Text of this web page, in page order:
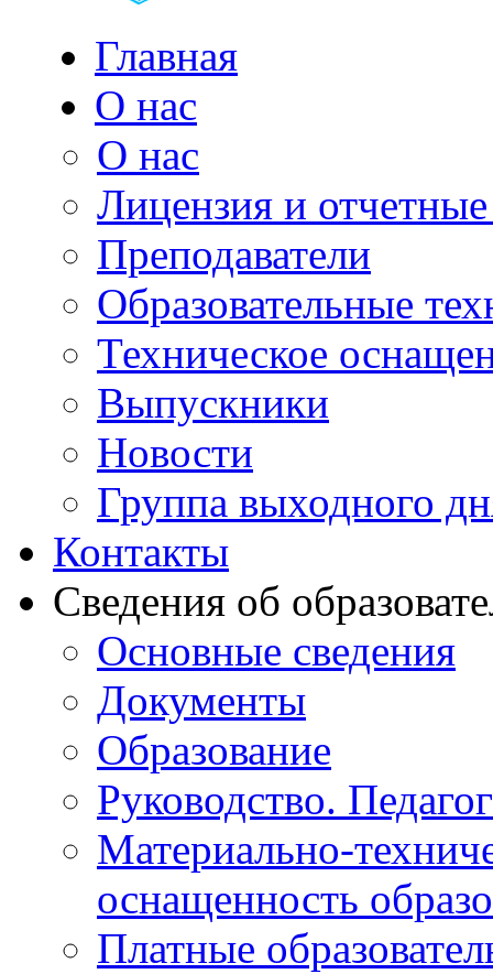
Главная
О нас
О нас
Лицензия и
Преподаватели
Образовательные
Техническое
Выпускники
Новости
Группа выходного
Контакты
Сведения об
Основные сведения
Документы
Образование
Руководство.
Материально-
оснащенность
Платные